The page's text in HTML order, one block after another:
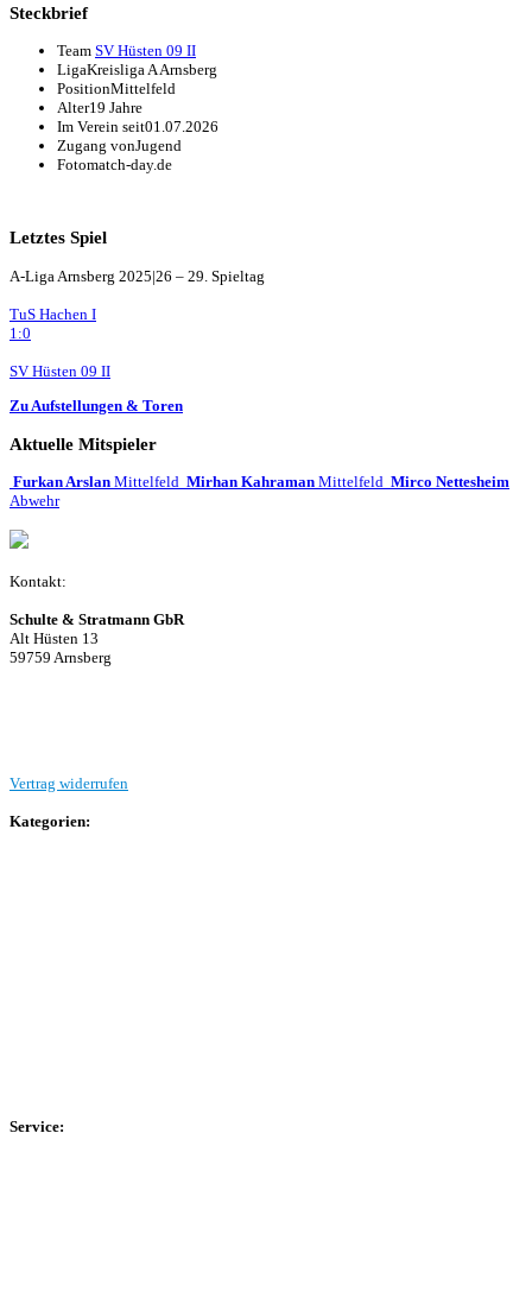
Steckbrief
Team SV Hüsten 09 II
LigaKreisliga A Arnsberg
PositionMittelfeld
Alter19 Jahre
Im Verein seit01.07.2026
Zugang vonJugend
Fotomatch-day.de
Letztes Spiel
A-Liga Arnsberg 2025|26 – 29. Spieltag
TuS Hachen I
1:0
SV Hüsten 09 II
Zu Aufstellungen & Toren
Aktuelle Mitspieler
Furkan Arslan Mittelfeld Mirhan Kahraman Mittelfeld Mirco Nettesheim
Abwehr
Kontakt:
Schulte & Stratmann GbR
Alt Hüsten 13
59759 Arnsberg
Vertrag widerrufen
Kategorien:
Service: